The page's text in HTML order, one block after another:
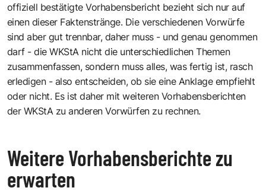
offiziell bestätigte Vorhabensbericht bezieht sich nur auf
einen dieser Faktenstränge. Die verschiedenen Vorwürfe
sind aber gut trennbar, daher muss - und genau genommen
darf - die WKStA nicht die unterschiedlichen Themen
zusammenfassen, sondern muss alles, was fertig ist, rasch
erledigen - also entscheiden, ob sie eine Anklage empfiehlt
oder nicht. Es ist daher mit weiteren Vorhabensberichten
der WKStA zu anderen Vorwürfen zu rechnen.
Weitere Vorhabensberichte zu
erwarten